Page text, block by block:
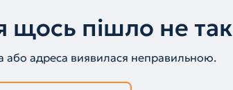
щось пішло не так
або адреса виявилася неправильною.